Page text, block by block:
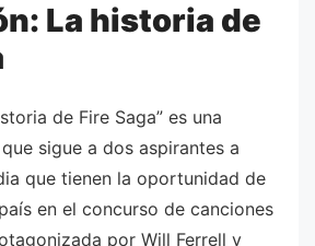
La historia de
de Fire Saga” es una
sigue a dos aspirantes a
que tienen la oportunidad de
en el concurso de canciones
por Will Ferrell y